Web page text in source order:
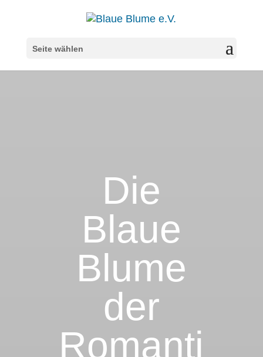
Seite wählen
Die
Blaue
Blume
der
Romanti